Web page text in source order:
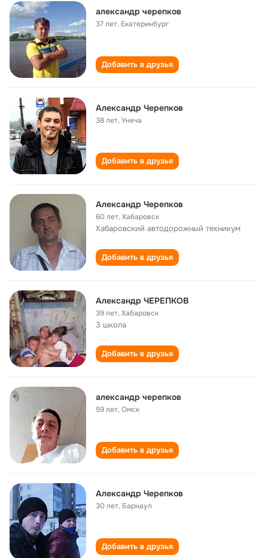
александр черепков
37 лет, Екатеринбург
Добавить в друзья
Александр Черепков
38 лет,Унеча
Добавить в друзья
Александр Черепков
60 лет,Хабаровск
Хабаровский автодорожный техникум
Добавить в друзья
Александр ЧЕРЕПКОВ
39 лет,Хабаровск
3 школа
Добавить в друзья
александр черепков
59 лет,Омск
Добавить в друзья
Александр Черепков
30 лет, Барнаул
Добавить в друзья